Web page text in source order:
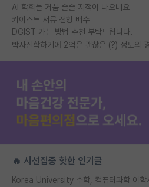
AI 학회들 거품 슬슬 지적이 나오네요
카이스트 서류 전형 배수
DGIST 가는 방법 추천 부탁드립니다.
🔥 시선집중 핫한 인기글